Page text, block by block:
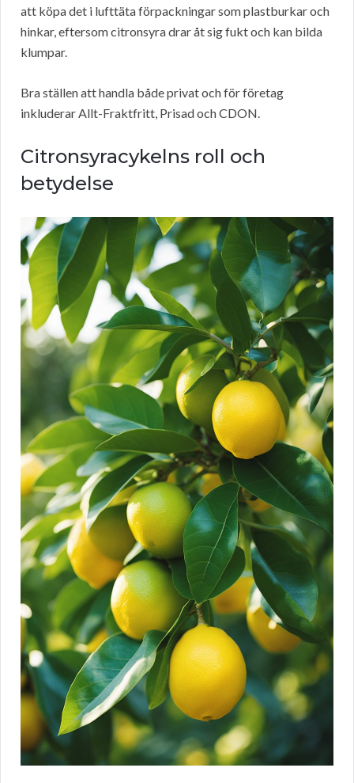
att köpa det i lufttäta förpackningar som plastburkar och
hinkar, eftersom citronsyra drar åt sig fukt och kan bilda
klumpar.
Bra ställen att handla både privat och för företag
inkluderar Allt-Fraktfritt, Prisad och CDON.
Citronsyracykelns roll och
betydelse